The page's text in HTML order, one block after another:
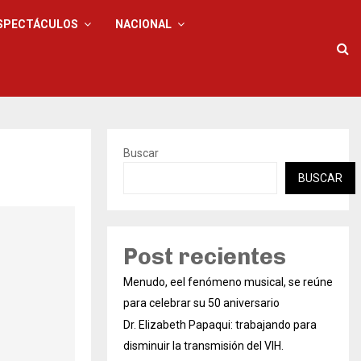
NACIONAL
Buscar
BUSCAR
Post recientes
Menudo, eel fenómeno musical, se reúne
para celebrar su 50 aniversario
Dr. Elizabeth Papaqui: trabajando para
disminuir la transmisión del VIH.